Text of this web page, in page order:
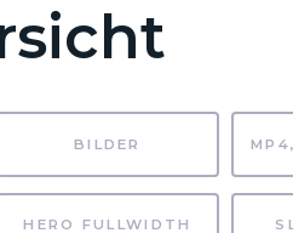
BILDER
HERO FULLWIDTH